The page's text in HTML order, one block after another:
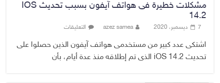
مشكلات خطيرة فى هواتف آيفون بسبب تحديث IOS
14.2
7 ديسمبر، 2020 azez samea التعليقات
اشتكى عدد كبير من مستخدمى هواتف آيفون الذين حصلوا على
تحديث iOS 14.2 الذى تم إطلاقه منذ عدة أيام، بأن